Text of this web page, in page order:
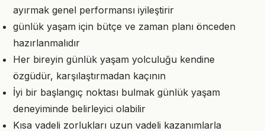
ayırmak genel performansı iyileştirir
günlük yaşam için bütçe ve zaman planı önceden
hazırlanmalıdır
Her bireyin günlük yaşam yolculuğu kendine
özgüdür, karşılaştırmadan kaçının
İyi bir başlangıç noktası bulmak günlük yaşam
deneyiminde belirleyici olabilir
Kısa vadeli zorlukları uzun vadeli kazanımlarla